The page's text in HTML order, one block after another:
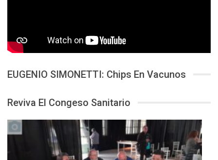
EUGENIO SIMONETTI: Chips En Vacunos
Reviva El Congeso Sanitario